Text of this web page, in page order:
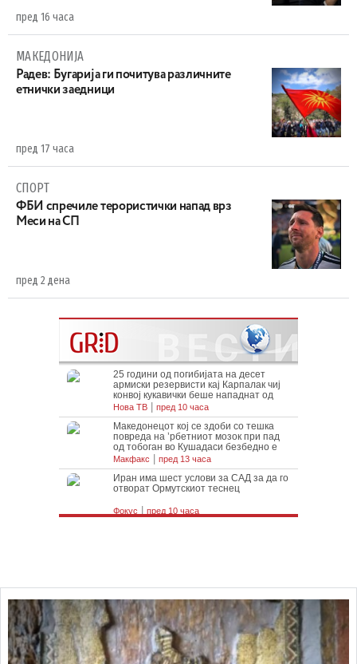
пред 16 часа
МАКЕДОНИЈА
Радев: Бугарија ги почитува различните
етнички заедници
пред 17 часа
СПОРТ
ФБИ спречиле терористички напад врз
Меси на СП
пред 2 дена